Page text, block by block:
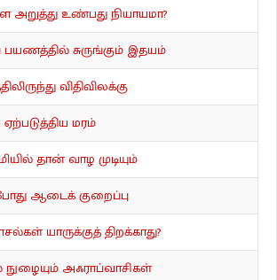
அறுத்து உண்பது நியாயமா?
பயணத்தில் சுருங்கும் இதயம்
விதிவிலக்கு
மரம்
தான் வாழ முடியும்
ஆடைக் குறைப்பு
யாருக்குத் திறக்காது?
நுழையும் அஃராப்வாசிகள்